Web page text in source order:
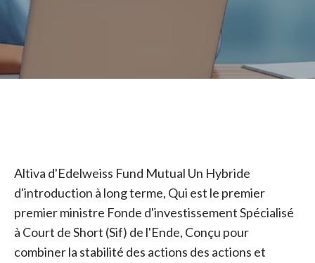
Altiva d'Edelweiss Fund Mutual Un Hybride
d'introduction à long terme, Qui est le premier
premier ministre Fonde d'investissement Spécialisé
à Court de Short (Sif) de l'Ende, Conçu pour
combiner la stabilité des actions des actions et